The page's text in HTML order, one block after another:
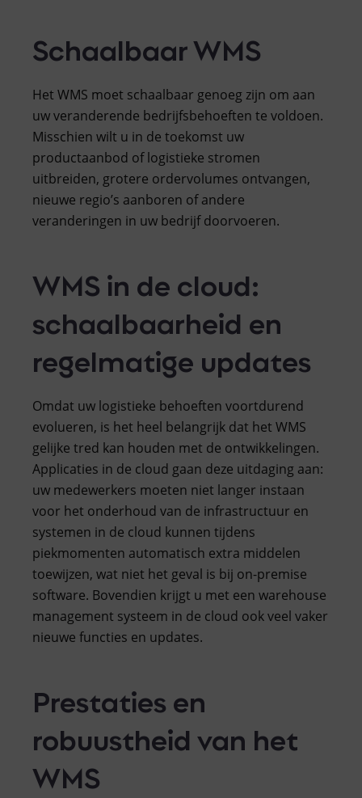
Schaalbaar WMS
Het WMS moet schaalbaar genoeg zijn om aan
uw veranderende bedrijfsbehoeften te voldoen.
Misschien wilt u in de toekomst uw
productaanbod of logistieke stromen
uitbreiden, grotere ordervolumes ontvangen,
nieuwe regio’s aanboren of andere
veranderingen in uw bedrijf doorvoeren.
WMS in de cloud:
schaalbaarheid en
regelmatige updates
Omdat uw logistieke behoeften voortdurend
evolueren, is het heel belangrijk dat het WMS
gelijke tred kan houden met de ontwikkelingen.
Applicaties in de cloud gaan deze uitdaging aan:
uw medewerkers moeten niet langer instaan
voor het onderhoud van de infrastructuur en
systemen in de cloud kunnen tijdens
piekmomenten automatisch extra middelen
toewijzen, wat niet het geval is bij on-premise
software. Bovendien krijgt u met een warehouse
management systeem in de cloud ook veel vaker
nieuwe functies en updates.
Prestaties en
robuustheid van het
WMS